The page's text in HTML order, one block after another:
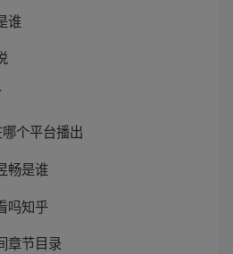
谁
个平台播出
畅是谁
吗知乎
章节目录